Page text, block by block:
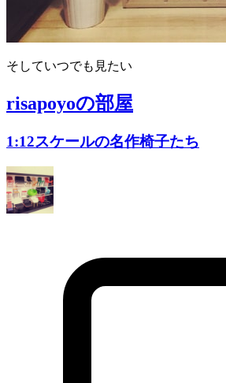
そしていつでも見たい
risapoyoの部屋
1:12スケールの名作椅子たち